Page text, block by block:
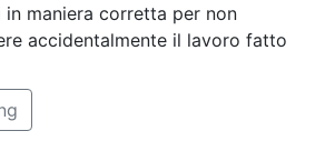
in maniera corretta per non
accidentalmente il lavoro fatto